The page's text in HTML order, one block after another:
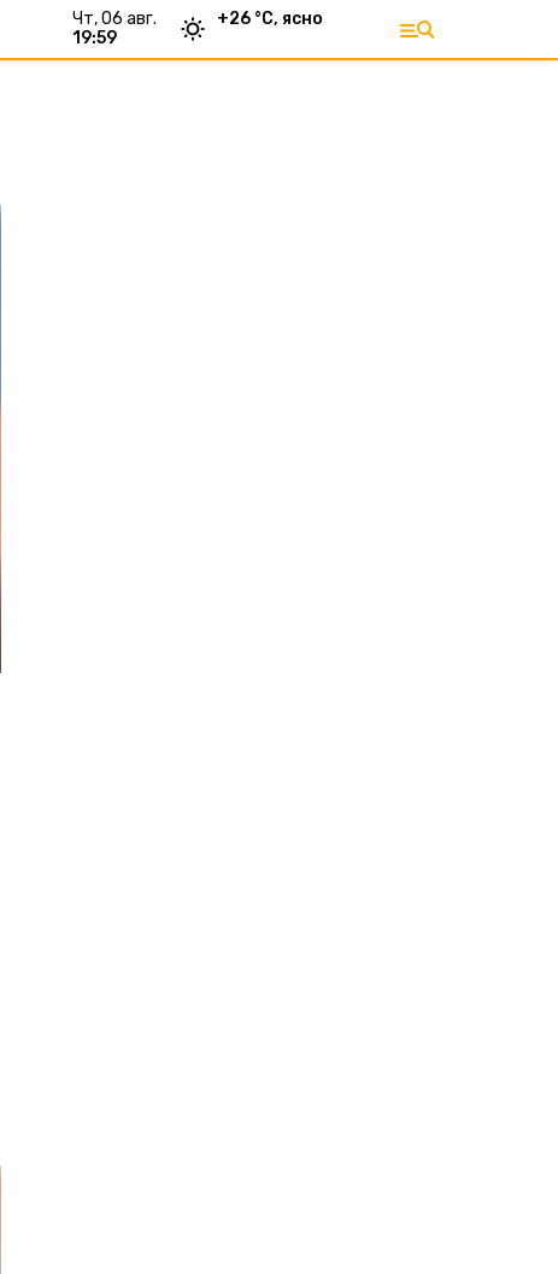
чт, 06 авг.
19:59
+26 °С, ясно